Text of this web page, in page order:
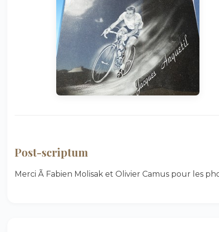
Post-scriptum
Merci Ã Fabien Molisak et Olivier Camus pour les